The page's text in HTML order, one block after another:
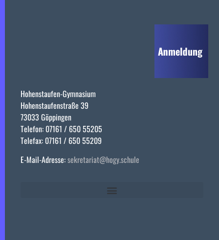
Hohenstaufen-Gymnasium
Hohenstaufenstraße 39
73033 Göppingen
Telefon: 07161 / 650 55205
Telefax: 07161 / 650 55209
E-Mail-Adresse:sekretariat@hogy.schule